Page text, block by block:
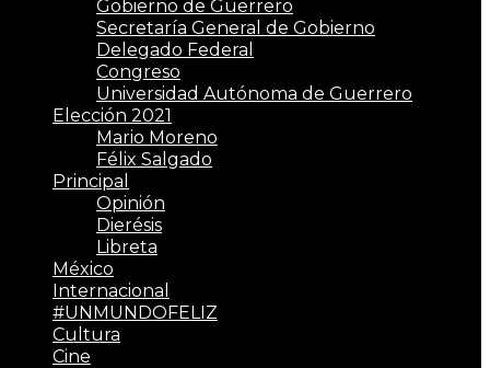
Gobierno de Guerrero
Secretaría General de Gobierno
Delegado Federal
Congreso
Universidad Autónoma de Guerrero
Elección 2021
Mario Moreno
Félix Salgado
Principal
Opinión
Dierésis
Libreta
México
Internacional
#UNMUNDOFELIZ
Cultura
Cine